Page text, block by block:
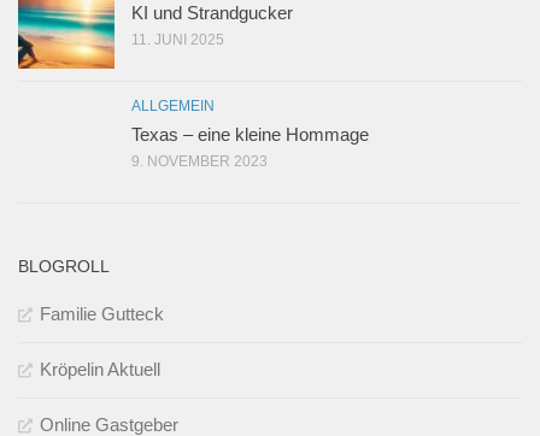
KI und Strandgucker
11. JUNI 2025
ALLGEMEIN
Texas – eine kleine Hommage
9. NOVEMBER 2023
BLOGROLL
Familie Gutteck
Kröpelin Aktuell
Online Gastgeber